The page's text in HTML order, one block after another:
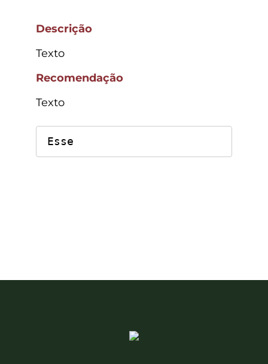
Descrição
Texto
Recomendação
Texto
Esse